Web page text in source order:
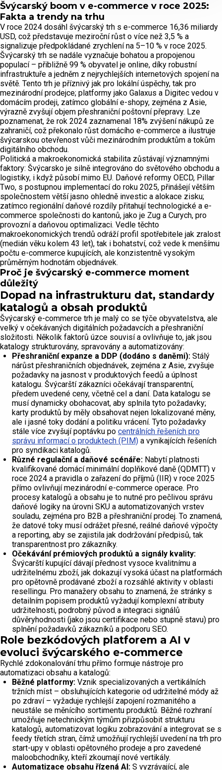
Švýcarský boom v e-commerce v roce 2025:
Fakta a trendy na trhu
V roce 2024 dosáhl švýcarský trh s e-commerce 16,36 miliardy
USD, což představuje meziroční růst o více než 3,5 % a
signalizuje předpokládané zrychlení na 5–10 % v roce 2025.
Švýcarský trh se nadále vyznačuje bohatou a propojenou
populací – přibližně 99 % obyvatel je online, díky robustní
infrastruktuře a jedněm z nejrychlejších internetových spojení na
světě. Tento trh je příznivý jak pro lokální úspěchy, tak pro
mezinárodní prodejce; platformy jako Galaxus a Digitec vedou v
domácím prodeji, zatímco globální e-shopy, zejména z Asie,
výrazně zvyšují objem přeshraniční poštovní přepravy. Lze
poznamenat, že rok 2024 zaznamenal 18% zvýšení nákupů ze
zahraničí, což překonalo růst domácího e-commerce a ilustruje
švýcarskou otevřenost vůči mezinárodním produktům a tokům
digitálního obchodu.
Politická a makroekonomická stabilita zůstávají významnými
faktory: Švýcarsko je silně integrováno do světového obchodu a
logistiky, i když působí mimo EU. Daňové reformy OECD, Pillar
Two, s postupnou implementací do roku 2025, přinášejí větším
společnostem větší jasno ohledně investic a alokace zisku;
zatímco regionální daňové rozdíly přitahují technologické a e-
commerce společnosti do kantonů, jako je Zug a Curych, pro
provozní a daňovou optimalizaci. Vedle těchto
makroekonomických trendů odráží profil spotřebitele jak zralost
(medián věku kolem 43 let), tak i bohatství, což vede k menšímu
počtu e-commerce kupujících, ale konzistentně vysokým
průměrným hodnotám objednávek.
Proč je švýcarský e-commerce moment
důležitý
Dopad na infrastrukturu dat, standardy
katalogů a obsah produktů
Švýcarský e-commerce trh je malý co se týče obyvatelstva, ale
velký v očekávaných digitálních požadavcích a přeshraniční
složitosti. Několik faktorů úzce souvisí a ovlivňuje to, jak jsou
katalogy strukturovány, spravovány a automatizovány:
Přeshraniční expanze a DDP (dodáno s daněmi): Stálý
nárůst přeshraničních objednávek, zejména z Asie, zvyšuje
požadavky na jasnost v produktových feedů a úplnost
katalogu. Švýcarští zákazníci očekávají transparentní,
předem uvedené ceny, včetně cel a daní. Data katalogu se
musí dynamicky obohacovat, aby splnila tyto požadavky;
karty produktů by měly obsahovat nejen lokalizované měny,
ale i jasné toky dodání a politiku vrácení. Tyto požadavky
stále více zvyšují poptávku po centrálních řešeních pro
správu informací o produktech (PIM) a vynikajících řešeních
pro syndikaci katalogů.
Různé regulační a daňové scénáře: Nabytí platnosti
kvalifikované domácí minimální doplňkové daně (QDMTT) v
roce 2024 a pravidla o zařazení do příjmů (IIR) v roce 2025
přímo ovlivňují mezinárodní e-commerce operace. Pro
procesy katalogů a obsahu je to nutné pro pečlivou správu
daňové logiky na úrovni SKU a automatizovaných vrstev
souladu, zejména pro B2B a přeshraniční prodej. To znamená,
že datové toky musí odrážet přesné, reálné daňové výpočty
a reporting, aby se zajistila jak dodržování předpisů, tak
transparentnost pro zákazníky.
Očekávání prémiových produktů a signály kvality:
Švýcarští kupující dávají přednost vysoce kvalitnímu a
udržitelnému zboží, jak dokazují vysoká účast na platformách
pro opětovně prodávané zboží a rozsáhlé aktivity v oblasti
resellingu. Pro manažery obsahu to znamená, že stránky s
detailním popisem produktů vyžadují komplexní atributy
udržitelnosti, podrobný původ a integraci signálů
důvěryhodnosti (jako jsou certifikace nebo stupně stavu) pro
splnění požadavků zákazníků a podporu SEO.
Role bezkódových platforem a AI v
evoluci švýcarského e-commerce
Rychlé zdokonalování trhu přímo formuje nástroje pro
automatizaci obsahu a katalogů:
Běžné platformy: Vznik specializovaných a vertikálních
tržních míst – obsluhujících kategorie od udržitelné módy až
po zdraví – vyžaduje rychlejší zapojení rozmanitého a
neustále se měnícího sortimentu produktů. Běžné rozhraní
umožňuje netechnickým týmům přizpůsobit strukturu
katalogů, automatizovat logiku zobrazování a integrovat se s
feedy třetích stran, čímž umožňují rychlejší uvedení na trh pro
start-upy v oblasti opětovného prodeje a pro zavedené
maloobchodníky, kteří zkoumají nové vertikály.
Automatizace obsahu řízená AI: S vyzrávající, ale